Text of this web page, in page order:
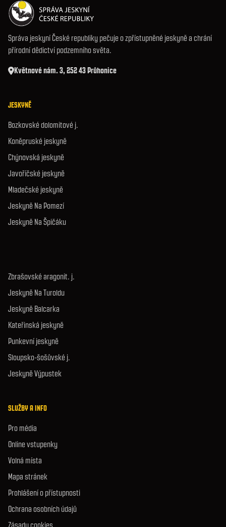
Správa jeskyní České republiky pečuje o zpřístupněné jeskyně a chrání
přírodní dědictví podzemního světa.
Květnové nám. 3, 252 43 Průhonice
JESKYNĚ
Bozkovské dolomitové j.
Koněpruské jeskyně
Chýnovská jeskyně
Javoříčské jeskyně
Mladečské jeskyně
Jeskyně Na Pomezí
Jeskyně Na Špičáku
Zbrašovské aragonit. j.
Jeskyně Na Turoldu
Jeskyně Balcarka
Kateřinská jeskyně
Punkevní jeskyně
Sloupsko-šošůvské j.
Jeskyně Výpustek
SLUŽBY A INFO
Pro média
Online vstupenky
Volná místa
Mapa stránek
Prohlášení o přístupnosti
Ochrana osobních údajů